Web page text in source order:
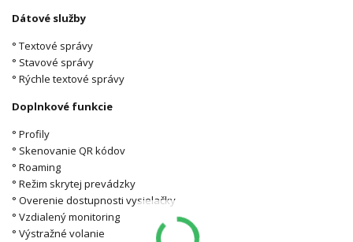
Dátové služby
° Textové správy
° Stavové správy
° Rýchle textové správy
Doplnkové funkcie
° Profily
° Skenovanie QR kódov
° Roaming
° Režim skrytej prevádzky
° Overenie dostupnosti vysielačky
° Vzdialený monitoring
° Výstražné volanie